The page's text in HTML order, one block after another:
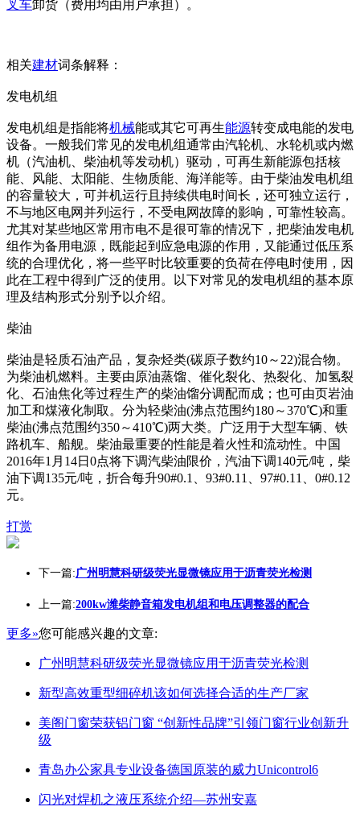
叉车卸货（费用均由用户承担）。
相关建材词条解释：
发电机组
发电机组是指能将机械能或其它可再生能源转变成电能的发电
设备。一般我们常见的发电机组通常由汽轮机、水轮机或内燃
机（汽油机、柴油机等发动机）驱动，可再生新能源包括核
能、风能、太阳能、生物质能、海洋能等。由于柴油发电机组
的容量较大，可并机运行且持续供电时间长，还可独立运行，
不与地区电网并列运行，不受电网故障的影响，可靠性较高。
尤其对某些地区常用市电不是很可靠的情况下，把柴油发电机
组作为备用电源，既能起到应急电源的作用，又能通过低压系
统的合理优化，将一些平时比较重要的负荷在停电时使用，因
此在工程中得到广泛的使用。以下对常见的发电机组的基本原
理及结构形式分别予以介绍。
柴油
柴油是轻质石油产品，复杂烃类(碳原子数约10～22)混合物。
为柴油机燃料。主要由原油蒸馏、催化裂化、热裂化、加氢裂
化、石油焦化等过程生产的柴油馏分调配而成；也可由页岩油
加工和煤液化制取。分为轻柴油(沸点范围约180～370℃)和重
柴油(沸点范围约350～410℃)两大类。广泛用于大型车辆、铁
路机车、船舰。柴油最重要的性能是着火性和流动性。中国
2016年1月14日0点将下调汽柴油限价，汽油下调140元/吨，柴
油下调135元/吨，折合每升90#0.1、93#0.11、97#0.11、0#0.12
元。
打赏
下一篇:广州明慧科研级荧光显微镜应用于沥青荧光检测
上一篇:200kw潍柴静音箱发电机组和电压调整器的配合
更多»您可能感兴趣的文章:
广州明慧科研级荧光显微镜应用于沥青荧光检测
新型高效重型细碎机该如何选择合适的生产厂家
美阁门窗荣获铝门窗 “创新性品牌”引领门窗行业创新升
级
青岛办公家具专业设备德国原装的威力Unicontrol6
闪光对焊机之液压系统介绍—苏州安嘉